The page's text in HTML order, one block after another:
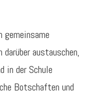
gemeinsame
austauschen,
in der Schule
Botschaften und